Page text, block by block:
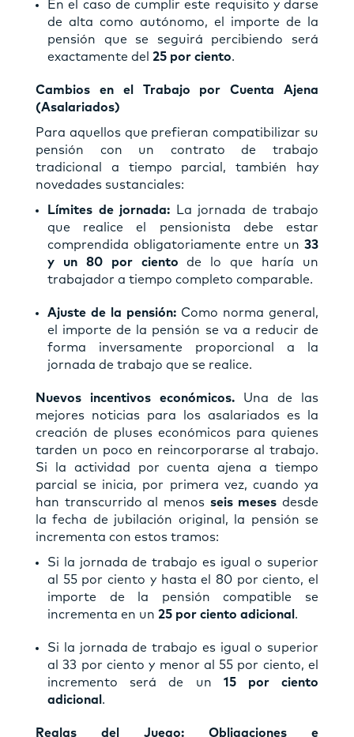
En el caso de cumplir este requisito y darse
de alta como autónomo, el importe de la
pensión que se seguirá percibiendo será
exactamente del 25 por ciento.
Cambios en el Trabajo por Cuenta Ajena
(Asalariados)
Para aquellos que prefieran compatibilizar su
pensión con un contrato de trabajo
tradicional a tiempo parcial, también hay
novedades sustanciales:
Límites de jornada: La jornada de trabajo
que realice el pensionista debe estar
comprendida obligatoriamente entre un 33
y un 80 por ciento de lo que haría un
trabajador a tiempo completo comparable.
Ajuste de la pensión: Como norma general,
el importe de la pensión se va a reducir de
forma inversamente proporcional a la
jornada de trabajo que se realice.
Nuevos incentivos económicos. Una de las
mejores noticias para los asalariados es la
creación de pluses económicos para quienes
tarden un poco en reincorporarse al trabajo.
Si la actividad por cuenta ajena a tiempo
parcial se inicia, por primera vez, cuando ya
han transcurrido al menos seis meses desde
la fecha de jubilación original, la pensión se
incrementa con estos tramos:
Si la jornada de trabajo es igual o superior
al 55 por ciento y hasta el 80 por ciento, el
importe de la pensión compatible se
incrementa en un 25 por ciento adicional .
Si la jornada de trabajo es igual o superior
al 33 por ciento y menor al 55 por ciento, el
incremento será de un 15 por ciento
adicional .
Reglas del Juego: Obligaciones e